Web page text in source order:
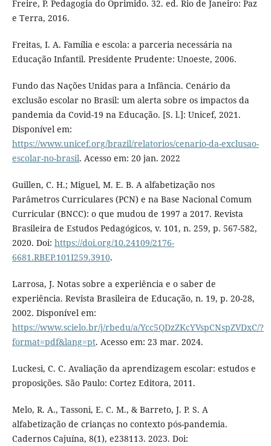
Freire, P. Pedagogia do Oprimido. 32. ed. Rio de Janeiro: Paz
e Terra, 2016.
Freitas, I. A. Família e escola: a parceria necessária na
Educação Infantil. Presidente Prudente: Unoeste, 2006.
Fundo das Nações Unidas para a Infância. Cenário da
exclusão escolar no Brasil: um alerta sobre os impactos da
pandemia da Covid-19 na Educação. [S. l.]: Unicef, 2021.
Disponível em:
https://www.unicef.org/brazil/relatorios/cenario-da-exclusao-
escolar-no-brasil. Acesso em: 20 jan. 2022
Guillen, C. H.; Miguel, M. E. B. A alfabetização nos
Parâmetros Curriculares (PCN) e na Base Nacional Comum
Curricular (BNCC): o que mudou de 1997 a 2017. Revista
Brasileira de Estudos Pedagógicos, v. 101, n. 259, p. 567-582,
2020. Doi: https://doi.org/10.24109/2176-
6681.RBEP.101I259.3910.
Larrosa, J. Notas sobre a experiência e o saber de
experiência. Revista Brasileira de Educação, n. 19, p. 20-28,
2002. Disponível em:
https://www.scielo.br/j/rbedu/a/Ycc5QDzZKcYVspCNspZVDxC/?
format=pdf&lang=pt. Acesso em: 23 mar. 2024.
Luckesi, C. C. Avaliação da aprendizagem escolar: estudos e
proposições. São Paulo: Cortez Editora, 2011.
Melo, R. A., Tassoni, E. C. M., & Barreto, J. P. S. A
alfabetização de crianças no contexto pós-pandemia.
Cadernos Cajuína, 8(1), e238113. 2023. Doi: